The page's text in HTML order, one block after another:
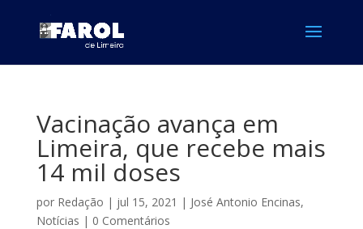
Vacinação avança em
Limeira, que recebe mais
14 mil doses
por Redação | jul 15, 2021 | José Antonio Encinas,
Notícias | 0 Comentários